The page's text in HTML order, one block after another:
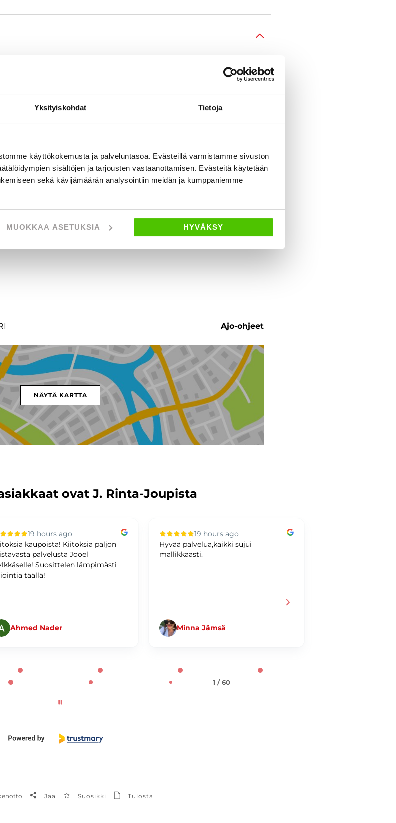
Yksityiskohdat Tietoja
käyttökokemusta ja palveluntasoa. Evästeillä varmistamme sivuston
sisältöjen ja tarjousten vastaanottamisen. Evästeitä käytetään
sekä kävijämäärän analysointiin meidän ja kumppaniemme
MUOKKAA ASETUKSIA HYVÄKSY
Ajo-ohjeet
NÄYTÄ KARTTA
ovat J. Rinta-Joupista
19 hours ago
kaupoista! Kiitoksia paljon
palvelusta Jooel
Suosittelen lämpimästi
täällä!
Ahmed Nader
19 hours ago
Hyvää palvelua,kaikki sujui
mallikkaasti.
Minna Jämsä
1 / 60
Jaa Suosikki Tulosta